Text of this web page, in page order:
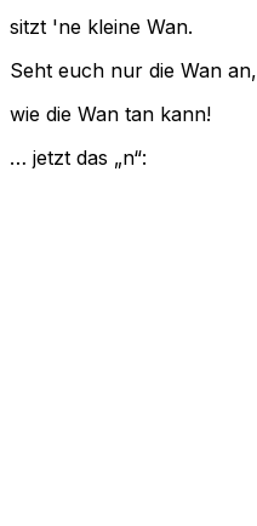
sitzt 'ne kleine Wan.
Seht euch nur die Wan an,
wie die Wan tan kann!
… jetzt das „n“: